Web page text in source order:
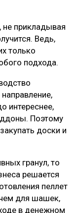
не прикладывая
Ведь,
только
подхода.
интереснее,
Поэтому
доски и
гранул, то
решается
пеллет
для шашек,
в денежном